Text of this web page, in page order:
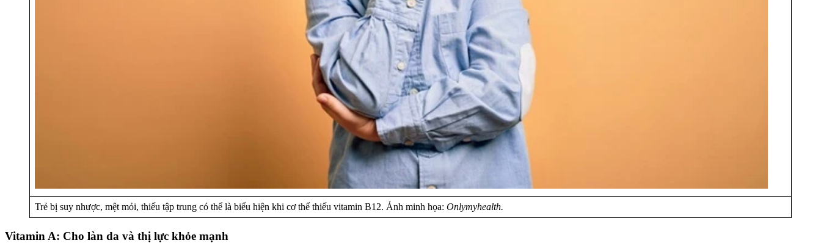
Trẻ bị suy nhược, mệt mỏi, thiếu tập trung có thể là biểu hiện khi cơ thể thiếu vitamin B12. Ảnh minh họa: Onlymyhealth.
Vitamin A: Cho làn da và thị lực khỏe mạnh